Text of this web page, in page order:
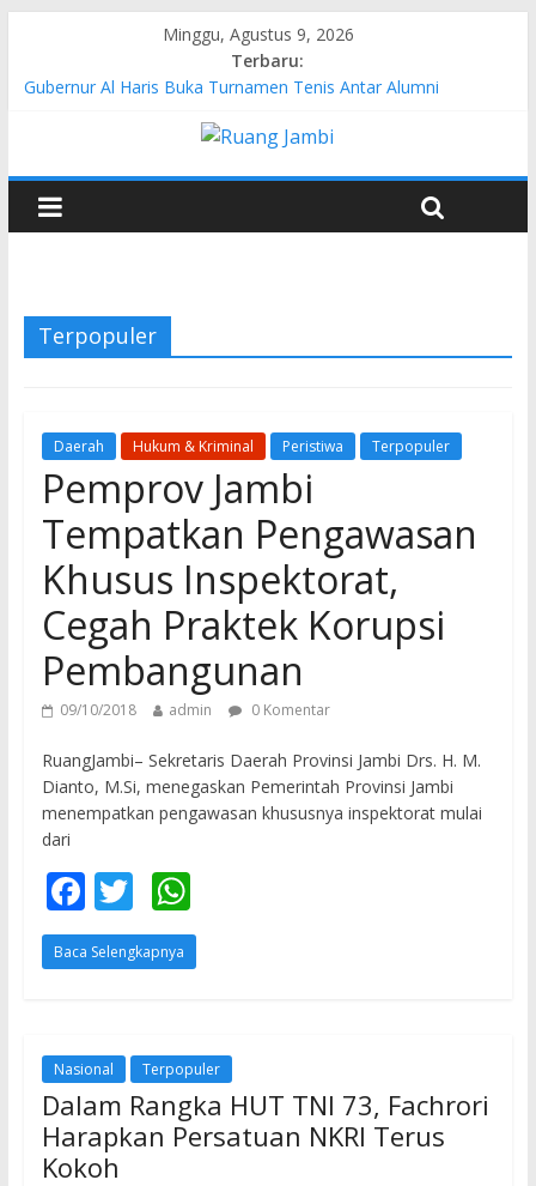
Minggu, Agustus 9, 2026
Terbaru:
Gubernur Al Haris Buka Turnamen Tenis Antar Alumni
Pertamina EP Jambi Imbau Masyarakat Tidak Beraktivitas di
Kasus Brigadir EWS: 4 Anggota Polisi Tersangka Resmi
Didampingi Pengacara Chris Januardi
FSO 115
Terpopuler
Daerah Hukum & Kriminal Peristiwa Terpopuler
Pemprov Jambi
Tempatkan Pengawasan
Khusus Inspektorat,
Cegah Praktek Korupsi
Pembangunan
09/10/2018 admin 0 Komentar
RuangJambi– Sekretaris Daerah Provinsi Jambi Drs. H. M.
Dianto, M.Si, menegaskan Pemerintah Provinsi Jambi
menempatkan pengawasan khususnya inspektorat mulai
dari
F
ac
e
o
o
k
T
w
itt
W
h
at
A
p
p
Baca Selengkapnya
Nasional Terpopuler
Dalam Rangka HUT TNI 73, Fachrori
Harapkan Persatuan NKRI Terus
Kokoh